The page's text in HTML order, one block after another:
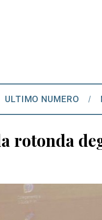
ULTIMO NUMERO
rotonda